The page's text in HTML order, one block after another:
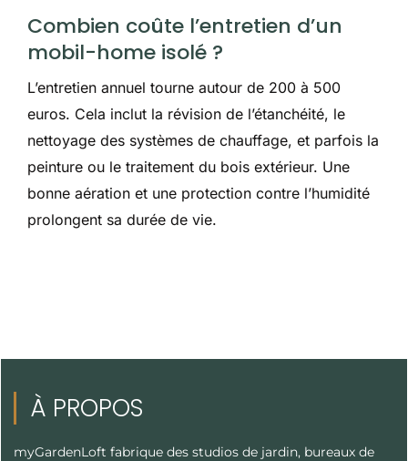
Combien coûte l’entretien d’un
mobil-home isolé ?
L’entretien annuel tourne autour de 200 à 500
euros. Cela inclut la révision de l’étanchéité, le
nettoyage des systèmes de chauffage, et parfois la
peinture ou le traitement du bois extérieur. Une
bonne aération et une protection contre l’humidité
prolongent sa durée de vie.
À PROPOS
myGardenLoft fabrique des studios de jardin, bureaux de